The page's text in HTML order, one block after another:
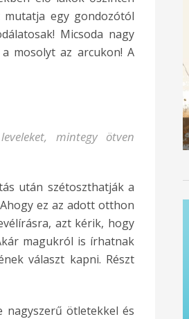
egy gondozótól
Micsoda nagy
mosolyt az arcukon! A
mintegy ötven
után szétoszthatják a
ez az adott otthon
azt kérik, hogy
magukról is írhatnak
választ kapni. Részt
nagyszerű ötletekkel és